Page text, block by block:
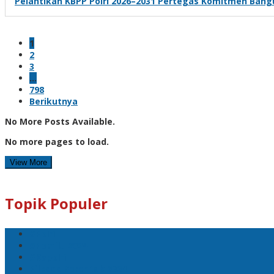
1
2
3
…
798
Berikutnya
No More Posts Available.
No more pages to load.
View More
Topik Populer